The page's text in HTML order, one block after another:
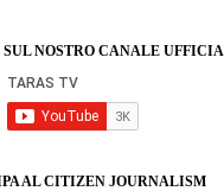
NOSTRO CANALE
AL CITIZEN JOURNALISM